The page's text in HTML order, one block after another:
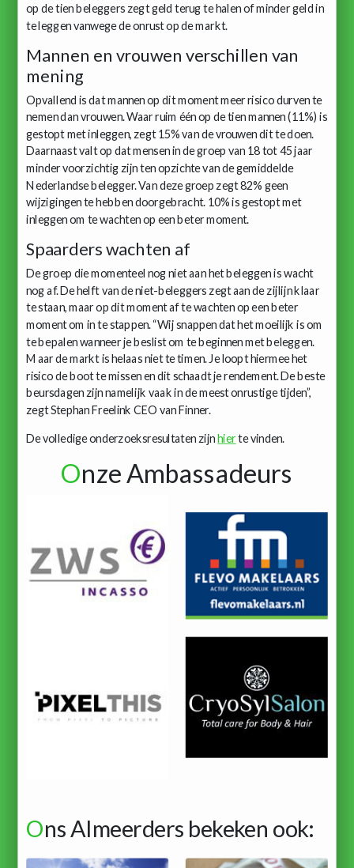
op de tien beleggers zegt geld terug te halen of minder geld in
te leggen vanwege de onrust op de markt.
Mannen en vrouwen verschillen van
mening
Opvallend is dat mannen op dit moment meer risico durven te
nemen dan vrouwen. Waar ruim één op de tien mannen (11%) is
gestopt met inleggen, zegt 15% van de vrouwen dit te doen.
Daarnaast valt op dat mensen in de groep van 18 tot 45 jaar
minder voorzichtig zijn ten opzichte van de gemiddelde
Nederlandse belegger. Van deze groep zegt 82% geen
wijzigingen te hebben doorgebracht. 10% is gestopt met
inleggen om te wachten op een beter moment.
Spaarders wachten af
De groep die momenteel nog niet aan het beleggen is wacht
nog af. De helft van de niet-beleggers zegt aan de zijlijn klaar
te staan, maar op dit moment af te wachten op een beter
moment om in te stappen. “Wij snappen dat het moeilijk is om
te bepalen wanneer je beslist om te beginnen met beleggen.
Maar de markt is helaas niet te timen. Je loopt hiermee het
risico de boot te missen en dit schaadt je rendement. De beste
beursdagen zijn namelijk vaak in de meest onrustige tijden”,
zegt Stephan Freelink CEO van Finner.
De volledige onderzoeksresultaten zijnhierte vinden.
Onze Ambassadeurs
Ons Almeerders bekeken ook: